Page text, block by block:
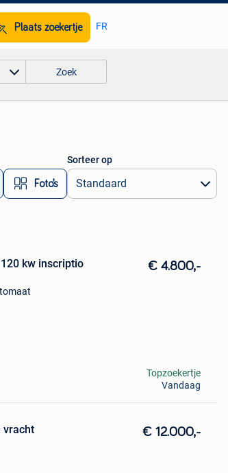
Plaats zoekertje FR
Zoek
Foto’s
Sorteer op
kw inscriptio € 4.800,-
Topzoekertje
Vandaag
vracht € 12.000,-